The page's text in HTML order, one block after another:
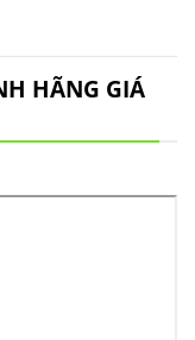
HÃNG GIÁ